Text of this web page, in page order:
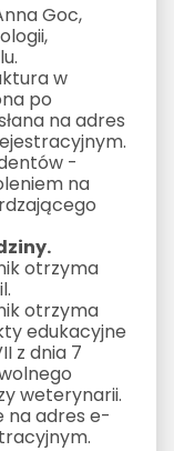
Goc,
w
po
na adres
-
na
otrzyma
otrzyma
edukacyjne
z dnia 7
weterynarii.
na adres e-